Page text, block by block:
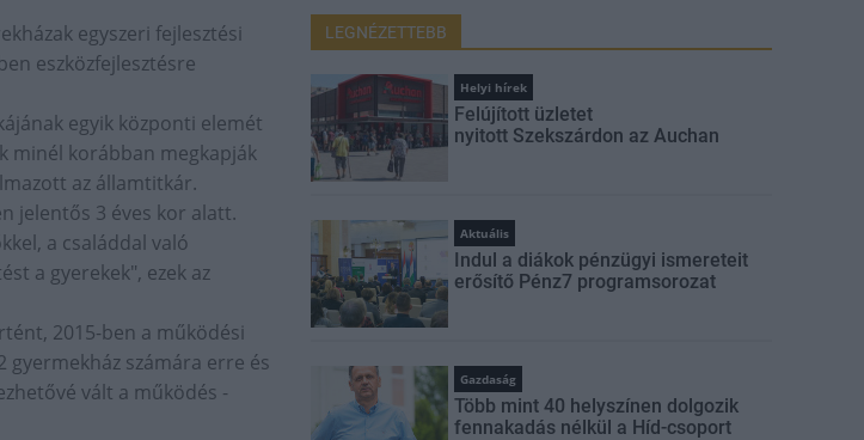
egyszeri fejlesztési
eszközfejlesztésre
egyik központi elemét
minél korábban megkapják
az államtitkár.
jelentős 3 éves kor alatt.
a családdal való
a gyerekek", ezek az
2015-ben a működési
számára erre és
vált a működés -
LEGNÉZETTEBB
Helyi hírek
Felújított üzletet
nyitott Szekszárdon az Auchan
Aktuális
Indul a diákok pénzügyi ismereteit
erősítő Pénz7 programsorozat
Gazdaság
Több mint 40 helyszínen dolgozik
fennakadás nélkül a Híd-csoport